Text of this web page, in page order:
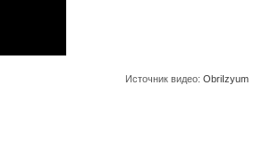
Источник видео:ObriIzyum